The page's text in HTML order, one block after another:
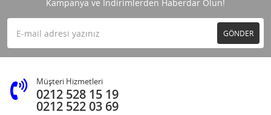
Kampanya ve İndirimlerden Haberdar Olun!
GÖNDER
Müşteri Hizmetleri
0212 528 15 19
0212 522 03 69